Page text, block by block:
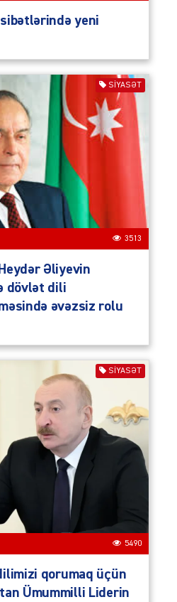
yeni
SIYASƏT
3513
Əliyevin
dövlət dili
əvəzsiz rolu
SIYASƏT
5490
qorumaq üçün
Ümummilli Liderin